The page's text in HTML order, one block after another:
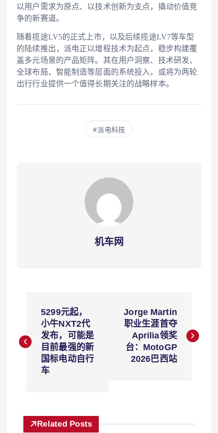
以用户需求为原点、以技术创新为支点，撬动价值竞
争的新赛道。
随着揽途LV5的正式上市，以及后续揽途LV7等车型
的陆续推出，派电正以增程技术为起点，稳步构建覆
盖多元场景的产品矩阵。其在用户洞察、技术研发、
全球布局、智能制造等层面的系统投入，或将为两轮
出行行业提供一个值得长期关注的战略样本。
派电科技
机车网
导
5299元起，
小牛NXT2代
发布，可能是
目前最强的新
国标电动自行
车
Jorge Martin
职业生涯首夺
Aprilia领奖
台：MotoGP
2026巴西站
Related Posts